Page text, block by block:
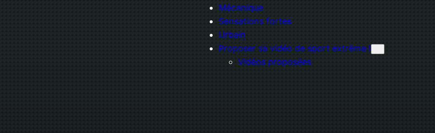
Mécanique
Sensations fortes
Urbain
Proposer sa vidéo de sport extrême !
Vidéos proposées